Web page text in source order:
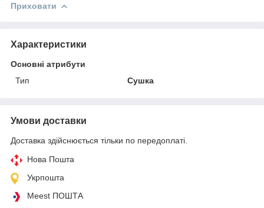
Приховати
Характеристики
Основні атрибути
Тип
Сушка
Умови доставки
Доставка здійснюється тільки по передоплаті.
Нова Пошта
Укрпошта
Meest ПОШТА